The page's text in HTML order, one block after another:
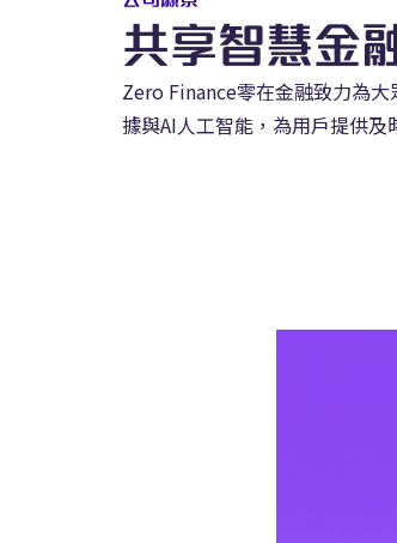
共享智慧金
Zero Finance零在金融致力為
據與AI人工智能，為用戶提供及